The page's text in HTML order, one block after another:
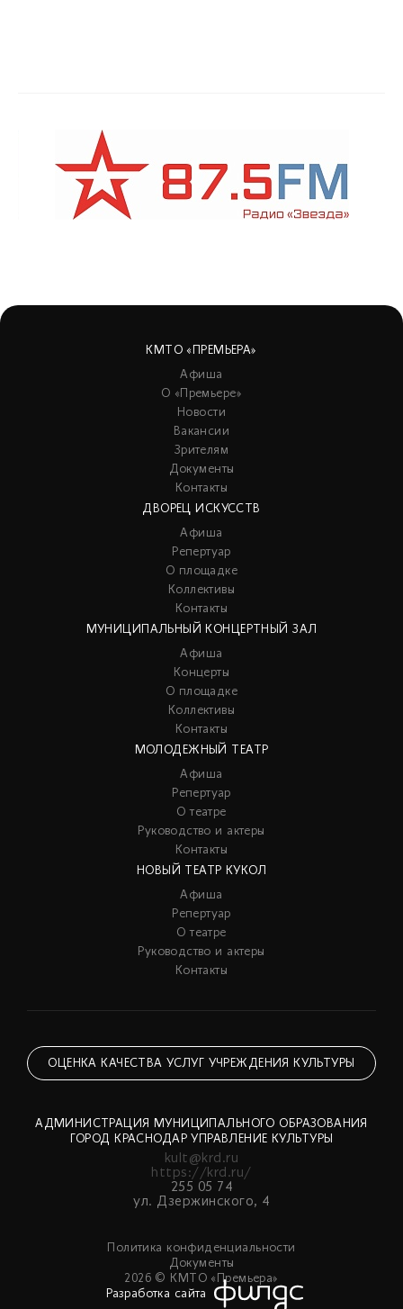
КМТО «ПРЕМЬЕРА»
Афиша
О «Премьере»
Новости
Вакансии
Зрителям
Документы
Контакты
ДВОРЕЦ ИСКУССТВ
Афиша
Репертуар
О площадке
Коллективы
Контакты
МУНИЦИПАЛЬНЫЙ КОНЦЕРТНЫЙ ЗАЛ
Афиша
Концерты
О площадке
Коллективы
Контакты
МОЛОДЕЖНЫЙ ТЕАТР
Афиша
Репертуар
О театре
Руководство и актеры
Контакты
НОВЫЙ ТЕАТР КУКОЛ
Афиша
Репертуар
О театре
Руководство и актеры
Контакты
ОЦЕНКА КАЧЕСТВА УСЛУГ УЧРЕЖДЕНИЯ КУЛЬТУРЫ
АДМИНИСТРАЦИЯ МУНИЦИПАЛЬНОГО ОБРАЗОВАНИЯ
ГОРОД КРАСНОДАР УПРАВЛЕНИЕ КУЛЬТУРЫ
kult@krd.ru
https://krd.ru/
255 05 74
ул. Дзержинского, 4
Политика конфиденциальности
Документы
2026 © КМТО «Премьера»
Разработка сайта